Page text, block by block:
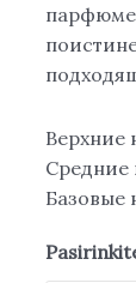
Верхние
Средние
Базовые